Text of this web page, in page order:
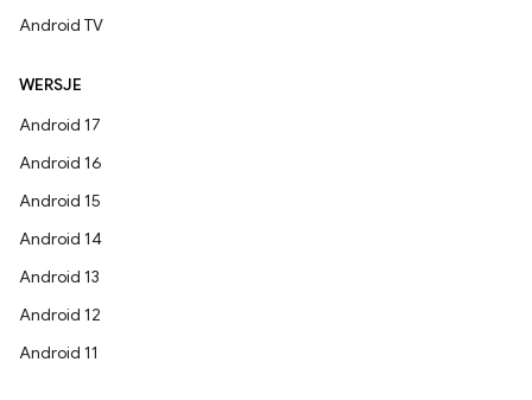
Android TV
WERSJE
Android 17
Android 16
Android 15
Android 14
Android 13
Android 12
Android 11